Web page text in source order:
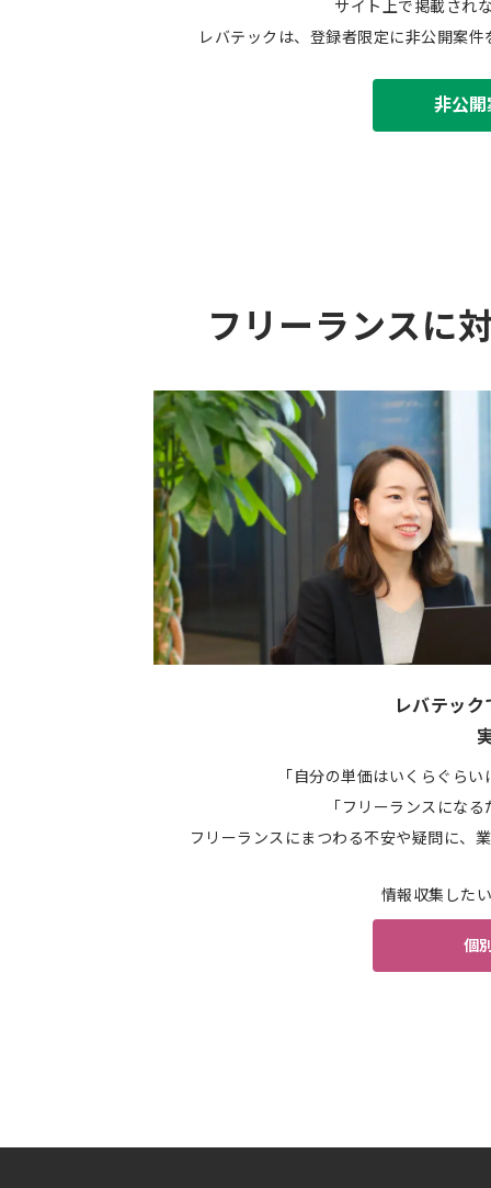
サイト上で掲載され
レバテックは、登録者限定に非公開案
非公
フリーランスに
レバテッ
「自分の単価はいくらぐら
「フリーランスにな
フリーランスにまつわる不安や疑問に、
情報収集した
個